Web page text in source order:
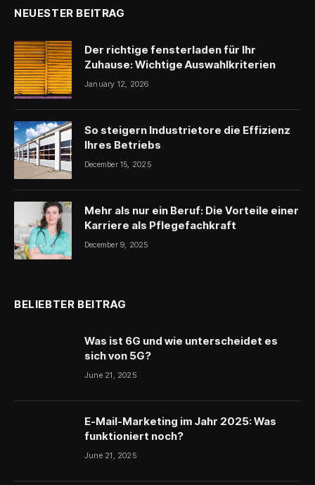
NEUESTER BEITRAG
Der richtige fensterladen für Ihr
Zuhause: Wichtige Auswahlkriterien
January 12, 2026
So steigern Industrietore die Effizienz
Ihres Betriebs
December 15, 2025
Mehr als nur ein Beruf: Die Vorteile einer
Karriere als Pflegefachkraft
December 9, 2025
BELIEBTER BEITRAG
Was ist 6G und wie unterscheidet es
sich von 5G?
June 21, 2025
E-Mail-Marketing im Jahr 2025: Was
funktioniert noch?
June 21, 2025